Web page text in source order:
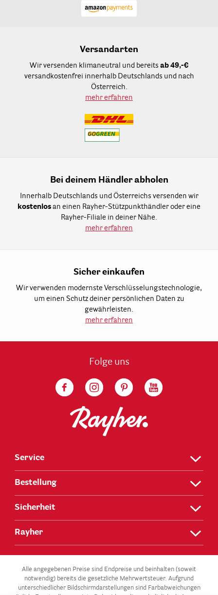
Versandarten
Wir versenden klimaneutral und bereits ab 49,-€
versandkostenfrei innerhalb Deutschlands und nach
Österreich.
mehr erfahren
Bei deinem Händler abholen
Innerhalb Deutschlands und Österreichs versenden wir
kostenlos an einen Rayher-Stützpunkthändler oder eine
Rayher-Filiale in deiner Nähe.
mehr erfahren
Sicher einkaufen
Wir verwenden modernste Verschlüsselungstechnologie,
um einen Schutz deiner persönlichen Daten zu
gewährleisten.
mehr erfahren
Folge uns
Service
Bestellung
Sicherheit
Rayher
Alle angegebenen Preise sind Endpreise und beinhalten (soweit
notwendig) bereits die gesetzliche Mehrwertsteuer. Aufgrund
unterschiedlicher Bildschirmdarstellungen sind Farbabweichungen